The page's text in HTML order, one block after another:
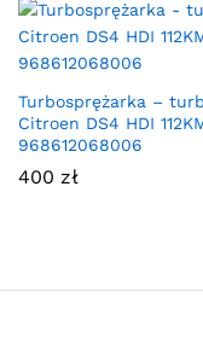
Turbosprężarka –
Citroen DS4 HDI
968612068006
400 zł